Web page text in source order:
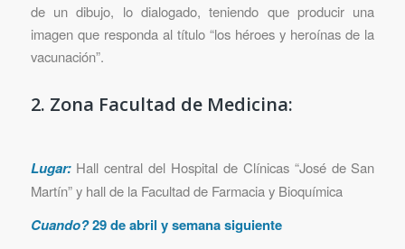
de un dibujo, lo dialogado, teniendo que producir una
imagen que responda al título “los héroes y heroínas de la
vacunación”.
2. Zona Facultad de Medicina:
Lugar: Hall central del Hospital de Clínicas “José de San
Martín” y hall de la Facultad de Farmacia y Bioquímica
Cuando?29 de abril y semana siguiente